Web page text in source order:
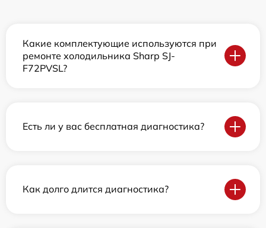
Какие комплектующие используются при
ремонте холодильника Sharp SJ-
F72PVSL?
Есть ли у вас бесплатная диагностика?
Как долго длится диагностика?